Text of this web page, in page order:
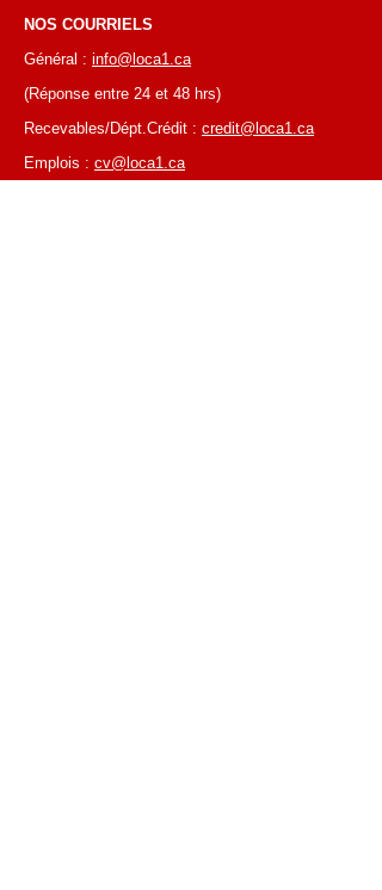
NOS COURRIELS
Général : info@loca1.ca
(Réponse entre 24 et 48 hrs)
Recevables/Dépt.Crédit : credit@loca1.ca
Emplois : cv@loca1.ca